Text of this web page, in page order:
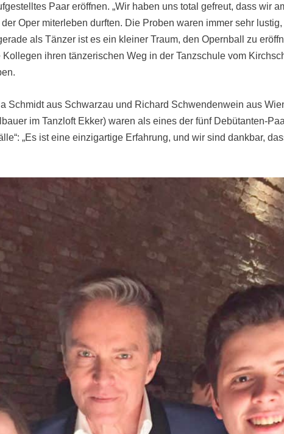
Paar eröffnen. „Wir haben uns total gefreut, dass wir
Oper miterleben durften. Die Proben waren immer sehr
als Tänzer ist es ein kleiner Traum, den Opernball zu
ihren tänzerischen Weg in der Tanzschule vom
Schmidt aus Schwarzau und Richard Schwendenwein aus
im Tanzloft Ekker) waren als eines der fünf Debütanten-
„Es ist eine einzigartige Erfahrung, und wir sind dankbar,